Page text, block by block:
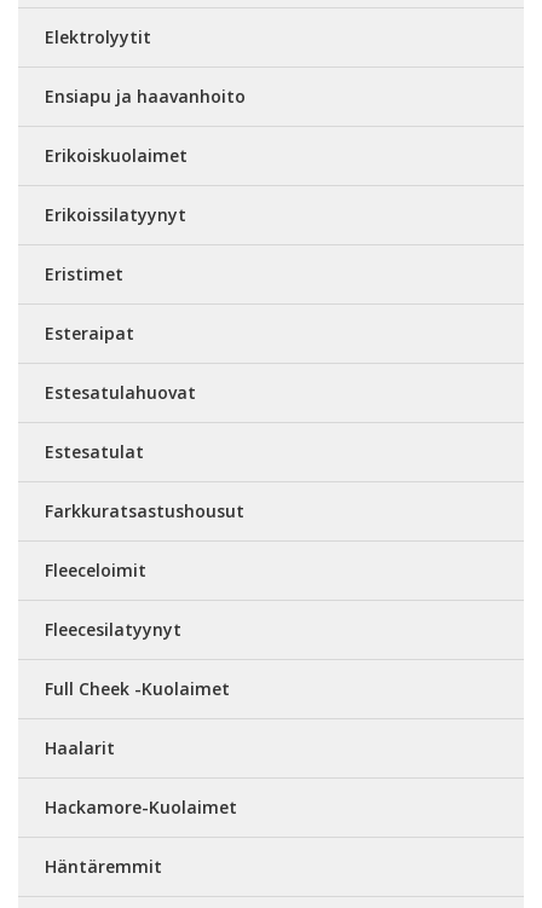
Elektrolyytit
Ensiapu ja haavanhoito
Erikoiskuolaimet
Erikoissilatyynyt
Eristimet
Esteraipat
Estesatulahuovat
Estesatulat
Farkkuratsastushousut
Fleeceloimit
Fleecesilatyynyt
Full Cheek -Kuolaimet
Haalarit
Hackamore-Kuolaimet
Häntäremmit